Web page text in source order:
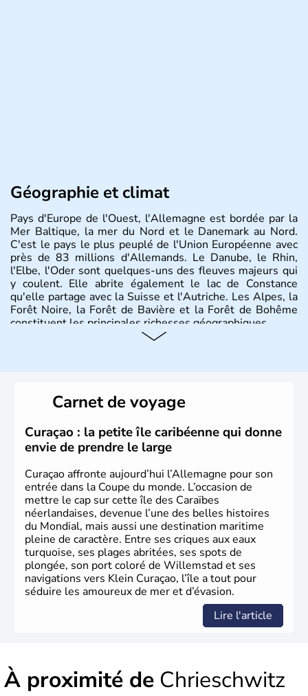
Géographie et climat
Pays d'Europe de l'Ouest, l'Allemagne est bordée par la
Mer Baltique, la mer du Nord et le Danemark au Nord.
C'est le pays le plus peuplé de l'Union Européenne avec
près de 83 millions d'Allemands. Le Danube, le Rhin,
l'Elbe, l'Oder sont quelques-uns des fleuves majeurs qui
y coulent. Elle abrite également le lac de Constance
qu'elle partage avec la Suisse et l'Autriche. Les Alpes, la
Forêt Noire, la Forêt de Bavière et la Forêt de Bohême
constituent les principales richesses géographiques.
lesquelles bénéficient d'une grande autonomie. Le pays
peut se targuer de grands noms qu'il a vu naître dans tous
les domaines, des arts à la politique en passant par la
philosophie. Hertz, Gutenberg, Heidegger, Thomas Mann,
Herman Hesse ou bien Hegel en font partie.
Carnet de voyage
Curaçao : la petite île caribéenne qui donne
envie de prendre le large
Curaçao affronte aujourd’hui l’Allemagne pour son
entrée dans la Coupe du monde. L’occasion de
mettre le cap sur cette île des Caraïbes
néerlandaises, devenue l’une des belles histoires
du Mondial, mais aussi une destination maritime
pleine de caractère. Entre ses criques aux eaux
turquoise, ses plages abritées, ses spots de
plongée, son port coloré de Willemstad et ses
navigations vers Klein Curaçao, l’île a tout pour
séduire les amoureux de mer et d’évasion.
Lire l'article
À proximité de Chrieschwitz